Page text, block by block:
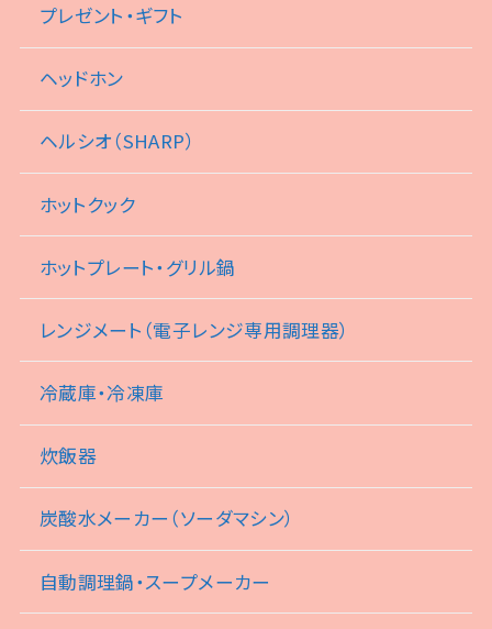
プレゼント・ギフト
ヘッドホン
ヘルシオ（SHARP）
ホットクック
ホットプレート・グリル鍋
レンジメート（電子レンジ専用調理器）
冷蔵庫・冷凍庫
炊飯器
炭酸水メーカー（ソーダマシン）
自動調理鍋・スープメーカー